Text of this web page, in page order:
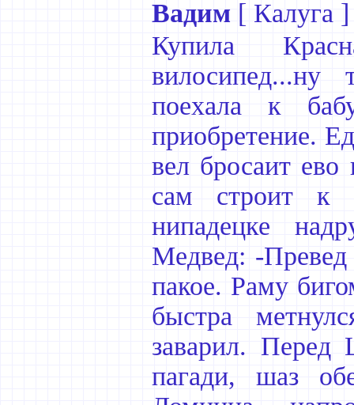
Вадим [ Калуга ]
Купила
поехала к
приобретение.
вел бросаит
сам строит к
нипадецке
Медвед: -Превед
пакое. Раму
быстра
заварил.
пагади, шаз